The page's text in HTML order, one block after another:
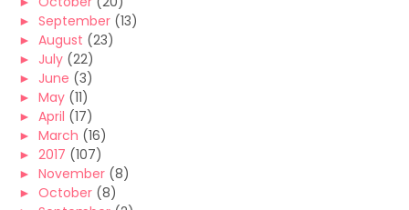
► September (13)
► August (23)
► July (22)
► June (3)
► May (11)
► April (17)
► March (16)
► 2017 (107)
► November (8)
► October (8)